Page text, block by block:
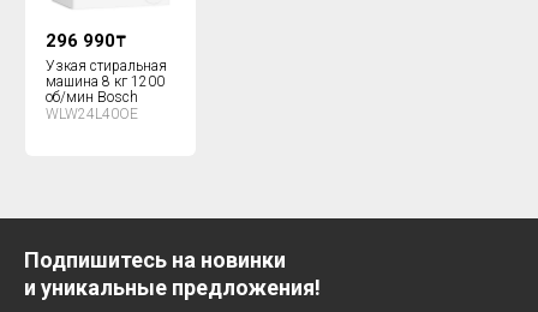
296 990₸
Узкая стиральная
машина 8 кг 1200
об/мин Bosch
WLW24L40OE
Подпишитесь на новинки
и уникальные предложения!